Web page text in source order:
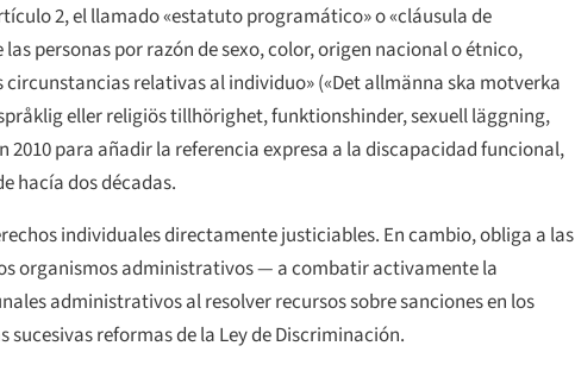
2, el llamado «estatuto programático» o «cláusula de
personas por razón de sexo, color, origen nacional o étnico,
relativas al individuo» («Det allmänna ska motverka
eller religiös tillhörighet, funktionshinder, sexuell läggning,
2010 para añadir la referencia expresa a la discapacidad funcional,
hacía dos décadas.
individuales directamente justiciables. En cambio, obliga a las
organismos administrativos — a combatir activamente la
administrativos al resolver recursos sobre sanciones en los
sucesivas reformas de la Ley de Discriminación.